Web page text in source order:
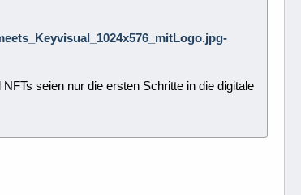
seien nur die ersten Schritte in die digitale